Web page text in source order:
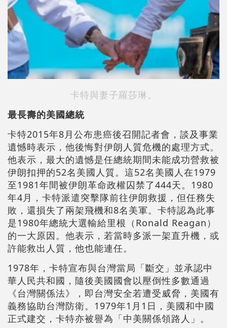
卡特與妻子羅莎琳。
最長壽的美國總統
卡特2015年8月公布患癌後召開記者會，談及事業
遺憾時表示，他後悔對伊朗人質危機的處理方式。
他表示，最大的遺憾是任總統期間未能成功營救被
伊朗扣押的52名美國人質。這52名美國人在1979
至1981年間被伊朗革命政權囚禁了444天。1980
年4月，卡特派遣突擊隊前往伊朗救援，但任務失
敗，還損失了兩架飛機和8名美軍。卡特認為此事
是1980年總統大選輸給里根（Ronald Reagan）
的一大原因。他表示，若當時多派一架直升機，或
許能救出人質，他也能連任。
1978年，卡特宣布與台灣當局「斷交」並承認中
華人民共和國，隨後美國國會以壓倒性多數通過
《台灣關係法》，即台灣安全若遭受威脅，美國有
義務協助台灣防衛。1979年1月1日，美國和中國
正式建交，卡特亦被譽為「中美關係領路人」。